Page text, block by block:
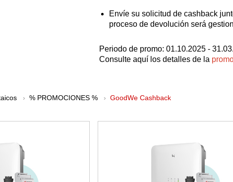
Envíe su solicitud de cashback
proceso de devolución será
Periodo de promo: 01.10.2025 -
Consulte aquí los detalles de la
% PROMOCIONES % GoodWe Cashback